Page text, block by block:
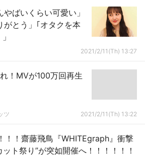
ばいくらい可愛い」
がとう」｢オタクを本
2021/2/11(Th) 13:27
！MVが100万回再生
ツ 2021/2/11(Th) 13:22
！！齋藤飛鳥『WHITEgraph』衝撃
ト祭り”が突如開催へ！！！！！！